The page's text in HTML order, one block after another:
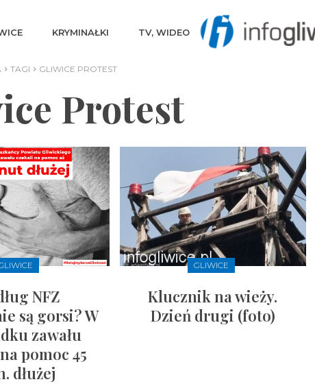
KRYMINAŁKI TV, WIDEO
TAGI GLIWICE PROTEST
Protest
NFZ
są gorsi? W
zawału
pomoc 45
dłużej
GLIWICE
Klucznik na wieży.
Dzień drugi (foto)